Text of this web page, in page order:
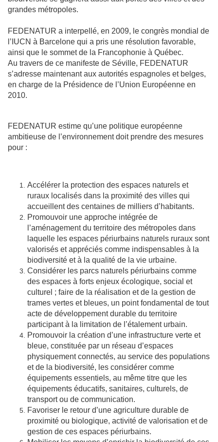
grandes métropoles.
FEDENATUR a interpellé, en 2009, le congrès mondial de
l’IUCN à Barcelone qui a pris une résolution favorable,
ainsi que le sommet de la Francophonie à Québec.
Au travers de ce manifeste de Séville, FEDENATUR
s’adresse maintenant aux autorités espagnoles et belges,
en charge de la Présidence de l’Union Européenne en
2010.
FEDENATUR estime qu’une politique européenne
ambitieuse de l’environnement doit prendre des mesures
pour :
Accélérer la protection des espaces naturels et
ruraux localisés dans la proximité des villes qui
accueillent des centaines de milliers d’habitants.
Promouvoir une approche intégrée de
l’aménagement du territoire des métropoles dans
laquelle les espaces périurbains naturels ruraux sont
valorisés et appréciés comme indispensables à la
biodiversité et à la qualité de la vie urbaine.
Considérer les parcs naturels périurbains comme
des espaces à forts enjeux écologique, social et
culturel ; faire de la réalisation et de la gestion de
trames vertes et bleues, un point fondamental de tout
acte de développement durable du territoire
participant à la limitation de l’étalement urbain.
Promouvoir la création d’une infrastructure verte et
bleue, constituée par un réseau d’espaces
physiquement connectés, au service des populations
et de la biodiversité, les considérer comme
équipements essentiels, au même titre que les
équipements éducatifs, sanitaires, culturels, de
transport ou de communication.
Favoriser le retour d’une agriculture durable de
proximité ou biologique, activité de valorisation et de
gestion de ces espaces périurbains.